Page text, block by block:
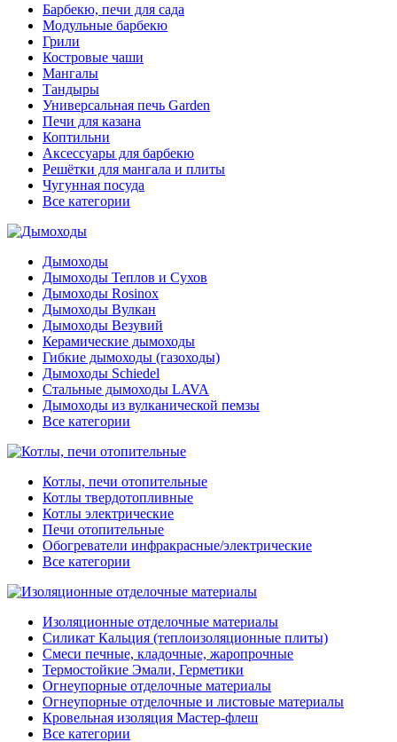
Барбекю, печи для сада
Модульные барбекю
Грили
Костровые чаши
Мангалы
Тандыры
Универсальная печь Garden
Печи для казана
Коптильни
Аксессуары для барбекю
Решётки для мангала и плиты
Чугунная посуда
Все категории
Дымоходы
Дымоходы Теплов и Сухов
Дымоходы Rosinox
Дымоходы Вулкан
Дымоходы Везувий
Керамические дымоходы
Гибкие дымоходы (газоходы)
Дымоходы Schiedel
Стальные дымоходы LAVA
Дымоходы из вулканической пемзы
Все категории
Котлы, печи отопительные
Котлы твердотопливные
Котлы электрические
Печи отопительные
Обогреватели инфракрасные/электрические
Все категории
Изоляционные отделочные материалы
Силикат Кальция (теплоизоляционные плиты)
Смеси печные, кладочные, жаропрочные
Термостойкие Эмали, Герметики
Огнеупорные отделочные материалы
Огнеупорные отделочные и листовые материалы
Кровельная изоляция Мастер-флеш
Все категории